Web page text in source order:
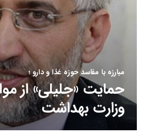
مبارزه با مفاسد حوزه غذا و دارو ؛
حمایت «جلیلی» از
وزارت بهداشت